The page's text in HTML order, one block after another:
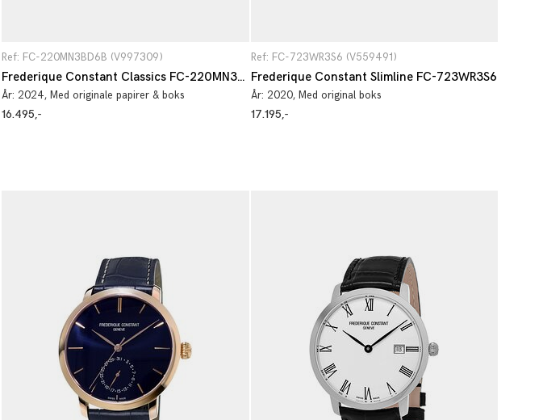
Ref: FC-220MN3BD6B (V997309)
Frederique Constant Classics FC-220MN3BD6B
År: 2024, Med originale papirer & boks
16.495,-
Ref: FC-723WR3S6 (V559491)
Frederique Constant Slimline FC-723WR3S6
År: 2020, Med original boks
17.195,-